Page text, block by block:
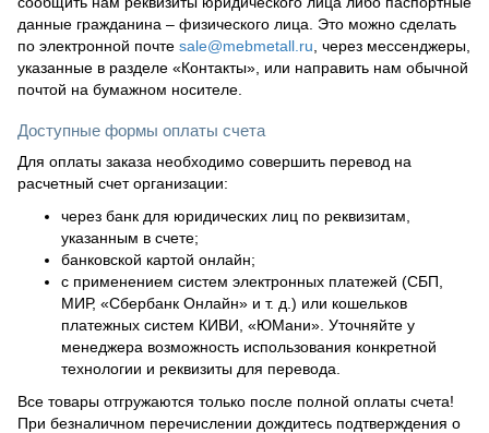
данные гражданина – физического лица. Это можно сделать
по электронной почте sale@mebmetall.ru , через мессенджеры,
указанные в разделе «Контакты», или направить нам обычной
почтой на бумажном носителе.
Доступные формы оплаты счета
Для оплаты заказа необходимо совершить перевод на
расчетный счет организации:
через банк для юридических лиц по реквизитам,
указанным в счете;
банковской картой онлайн;
с применением систем электронных платежей (СБП,
МИР, «Сбербанк Онлайн» и т. д.) или кошельков
платежных систем КИВИ, «ЮМани». Уточняйте у
менеджера возможность использования конкретной
технологии и реквизиты для перевода.
Все товары отгружаются только после полной оплаты счета!
При безналичном перечислении дождитесь подтверждения о